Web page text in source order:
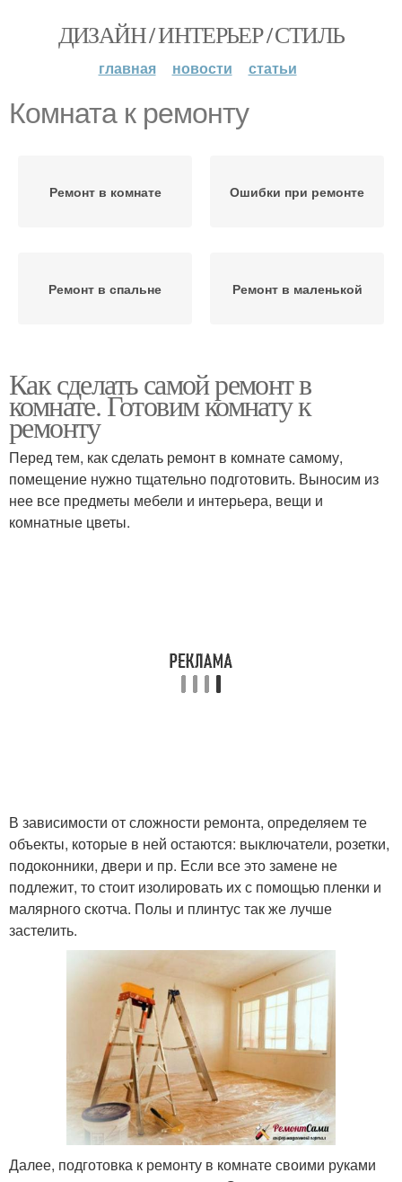
ДИЗАЙН / ИНТЕРЬЕР / СТИЛЬ
главная новости статьи
Комната к ремонту
Ремонт в комнате Ошибки при ремонте
Ремонт в спальне Ремонт в маленькой
Как сделать самой ремонт в
комнате. Готовим комнату к
ремонту
Перед тем, как сделать ремонт в комнате самому,
помещение нужно тщательно подготовить. Выносим из
нее все предметы мебели и интерьера, вещи и
комнатные цветы.
В зависимости от сложности ремонта, определяем те
объекты, которые в ней остаются: выключатели, розетки,
подоконники, двери и пр. Если все это замене не
подлежит, то стоит изолировать их с помощью пленки и
малярного скотча. Полы и плинтус так же лучше
застелить.
Далее, подготовка к ремонту в комнате своими руками